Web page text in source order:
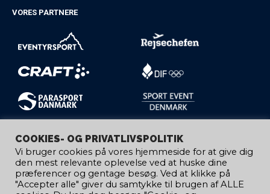
VORES PARTNERE
COOKIES- OG PRIVATLIVSPOLITIK
Vi bruger cookies på vores hjemmeside for at give dig
den mest relevante oplevelse ved at huske dine
præferencer og gentage besøg. Ved at klikke på
"Accepter alle" giver du samtykke til brugen af ​​ALLE